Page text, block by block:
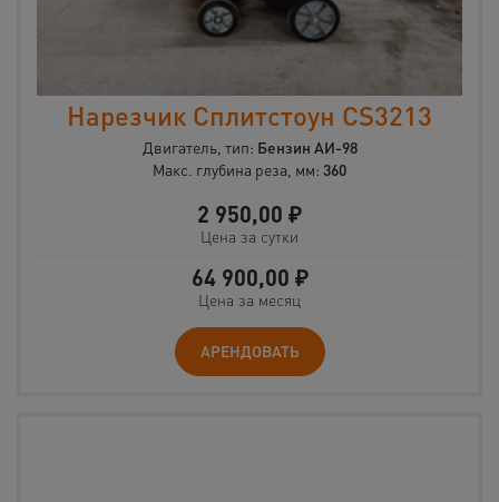
Нарезчик Сплитстоун CS3213
Двигатель, тип: Бензин АИ-98
Макс. глубина реза, мм: 360
2 950,00 ₽
Цена за сутки
64 900,00 ₽
Цена за месяц
АРЕНДОВАТЬ